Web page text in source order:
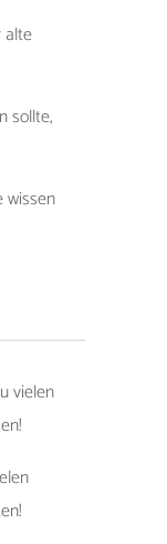
alte
sollte,
wissen
vielen